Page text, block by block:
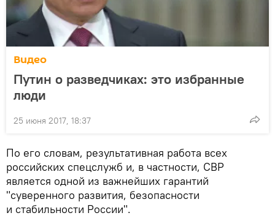
Видео
Путин о разведчиках: это избранные
люди
25 июня 2017, 18:37
По его словам, результативная работа всех
российских спецслужб и, в частности, СВР
является одной из важнейших гарантий
"суверенного развития, безопасности
и стабильности России".